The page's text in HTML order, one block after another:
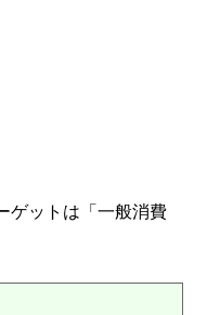
ゲットは「一般消費